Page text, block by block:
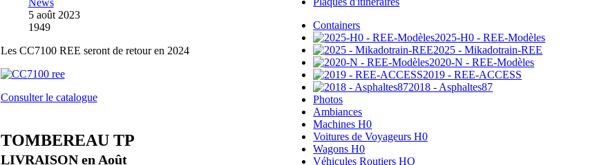
News
5 août 2023
1949
Les CC7100 REE seront de retour en 2024
Consulter le catalogue
TOMBEREAU TP
LIVRAISON en Août
Containers
2025-H0 - REE-Modèles
2025 - Mikadotrain-REE
2020-N - REE-Modèles
2019 - REE-ACCESS
2018 - Asphaltes87
Photos
Ambiances
Machines H0
Voitures de Voyageurs H0
Wagons H0
Véhicules Routiers HO